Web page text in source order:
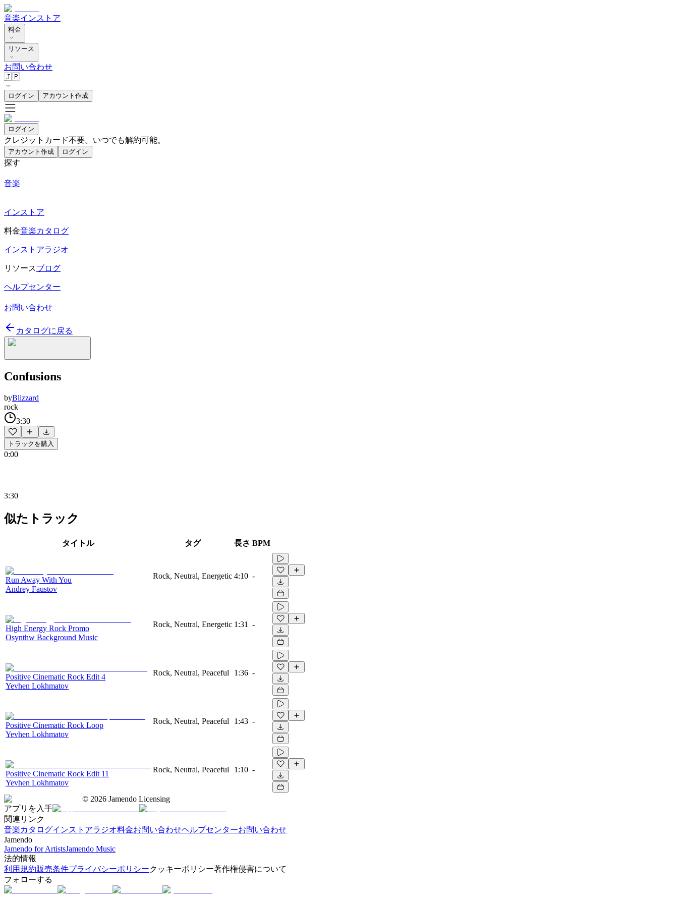
音楽インストア
料金
リソース
お問い合わせ
🇯🇵
ログイン アカウント作成
ログイン
クレジットカード不要。いつでも解約可能。
アカウント作成 ログイン
探す
音楽
インストア
料金音楽カタログ
インストアラジオ
リソースブログ
ヘルプセンター
お問い合わせ
カタログに戻る
Confusions
byBlizzard
rock
3:30
トラックを購入
0:00
3:30
似たトラック
タイトル タグ 長さ BPM
Run Away With You
Andrey Faustov
Rock, Neutral, Energetic 4:10 -
High Energy Rock Promo
Osynthw Background Music
Rock, Neutral, Energetic 1:31 -
Positive Cinematic Rock Edit 4
Yevhen Lokhmatov
Rock, Neutral, Peaceful 1:36 -
Positive Cinematic Rock Loop
Yevhen Lokhmatov
Rock, Neutral, Peaceful 1:43 -
Positive Cinematic Rock Edit 11
Yevhen Lokhmatov
Rock, Neutral, Peaceful 1:10 -
© 2026 Jamendo Licensing
アプリを入手
関連リンク
音楽カタログインストアラジオ料金お問い合わせヘルプセンターお問い合わせ
Jamendo
Jamendo for ArtistsJamendo Music
法的情報
利用規約販売条件プライバシーポリシークッキーポリシー著作権侵害について
フォローする